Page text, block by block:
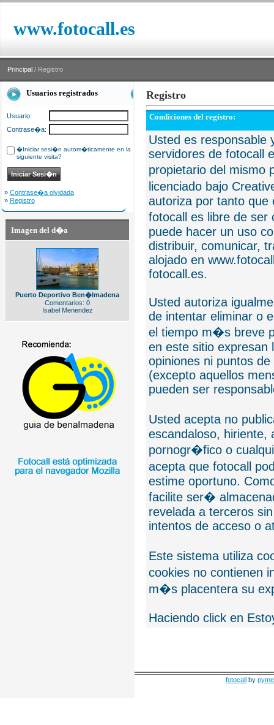
www.fotocall.es
Principal / Registro
Usuarios registrados
Usuario:
Contrase�a:
�Iniciar sesi�n autom�ticamente en la
siguiente visita?
» Contrase�a olvidada
» Registro
Imagen del d�a
Puerto Deportivo Ben�lmadena
Comentarios: 0
Isabel Menendez
Registro
Condiciones del registro:
Usted es responsable
servidores de fotocall
propietario del mismo
licenciado bajo
autoriza por tanto que
fotocall es libre de
puede hacer un uso
distribuir, comunicar,
alojado en
fotocall.es.
Usted autoriza
de intentar eliminar o
el tiempo m�s breve
en este sitio expresan
opiniones ni puntos
(excepto aquellos
pueden ser
Usted acepta no
escandaloso, hiriente,
pornogr�fico o
acepta que fotocall
estime oportuno.
facilite ser�
revelada a terceros
intentos de acceso o
Este sistema utiliza
cookies no contienen
m�s placentera su
Haciendo click en
fotocall by